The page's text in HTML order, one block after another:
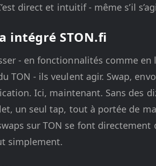
direct et intuitif - même s’il
intégré STON.fi
- en fonctionnalités comme en
TON - ils veulent agir. Swap,
Ici, maintenant. Sans des
un seul tap, tout à portée de
sur TON se font directement
simplement.